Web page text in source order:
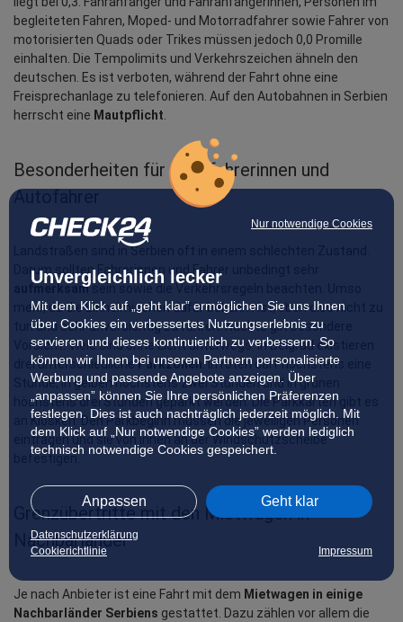
Nur notwendige Cookies
Unvergleichlich lecker
Mit dem Klick auf „geht klar” ermöglichen Sie uns Ihnen
über Cookies ein verbessertes Nutzungserlebnis zu
servieren und dieses kontinuierlich zu verbessern. So
können wir Ihnen bei unseren Partnern personalisierte
Werbung und passende Angebote anzeigen. Über
„anpassen” können Sie Ihre persönlichen Präferenzen
festlegen. Dies ist auch nachträglich jederzeit möglich. Mit
dem Klick auf „Nur notwendige Cookies” werden lediglich
technisch notwendige Cookies gespeichert.
Anpassen Geht klar
Datenschutzerklärung
Cookierichtlinie
Impressum
begleiteten Fahren, Moped- und Motorradfahrer sowie Fahrer von
motorisierten Quads oder Trikes müssen jedoch 0,0 Promille
einhalten. Die Tempolimits und Verkehrszeichen ähneln den
deutschen. Es ist verboten, während der Fahrt ohne eine
Freisprechanlage zu telefonieren. Auf den Autobahnen in Serbien
herrscht eine Mautpflicht
Besonderheiten für Autofahrerinnen und
Autofahrer
Landstraßen sind in Serbien oft in einem schlechten Zustand.
aufmerksam sein sowie die Verkehrsregeln beachten. Umso
mehr, da die Einheimischen dafür bekannt ist, eben dies nicht zu
tun und sehr unvorsichtig zu fahren. Nachts gilt besondere
Vorsicht: Viele sind ohne Licht unterwegs. In Belgrad existieren
drei unterschiedliche Parkzonen . In roten darf höchstens eine
Stunde, in gelben höchstens zwei Stunden und in grünen
höchstens drei Stunden geparkt werden. Die Parkkarten gibt es
an Kiosken: Den Parkbeginn müssen die jeweiligen Personen
eintragen und sie von innen an der Windschutzscheibe
befestigen.
Grenzübertritte mit den Mietwagen in
Nachbarländer
Je nach Anbieter ist eine Fahrt mit dem Mietwagen in einige
Nachbarländer Serbiens gestattet. Dazu zählen vor allem die